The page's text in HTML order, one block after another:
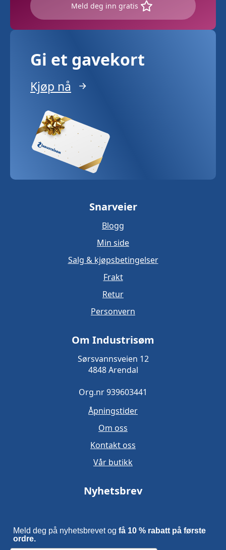
Meld deg inn gratis
Gi et gavekort
Kjøp nå
Snarveier
Blogg
Min side
Salg & kjøpsbetingelser
Frakt
Retur
Personvern
Om Industrisøm
Sørsvannsveien 12
4848 Arendal
Org.nr 939603441
Åpningstider
Om oss
Kontakt oss
Vår butikk
Nyhetsbrev
Meld deg på nyhetsbrevet og få 10 % rabatt på første
ordre.